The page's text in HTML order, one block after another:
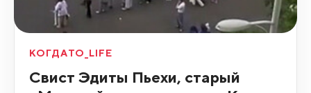
КОГДАТО_LIFE
Свист Эдиты Пьехи, старый